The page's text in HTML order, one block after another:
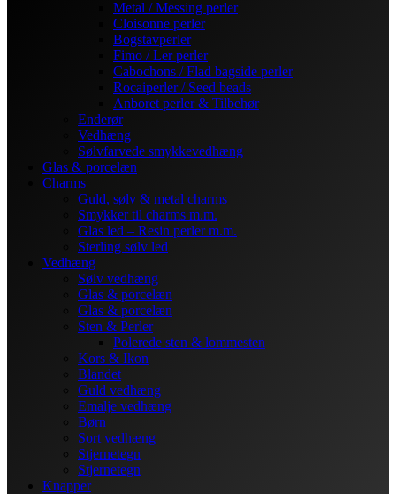
Metal / Messing perler
Cloisonne perler
Bogstavperler
Fimo / Ler perler
Cabochons / Flad bagside perler
Rocaiperler / Seed beads
Anboret perler & Tilbehør
Enderør
Vedhæng
Sølvfarvede smykkevedhæng
Glas & porcelæn
Charms
Guld, sølv & metal charms
Smykker til charms m.m.
Glas led – Resin perler m.m.
Sterling sølv led
Vedhæng
Sølv vedhæng
Glas & porcelæn
Glas & porcelæn
Sten & Perler
Polerede sten & lommesten
Kors & Ikon
Blandet
Guld vedhæng
Emalje vedhæng
Børn
Sort vedhæng
Stjernetegn
Stjernetegn
Knapper